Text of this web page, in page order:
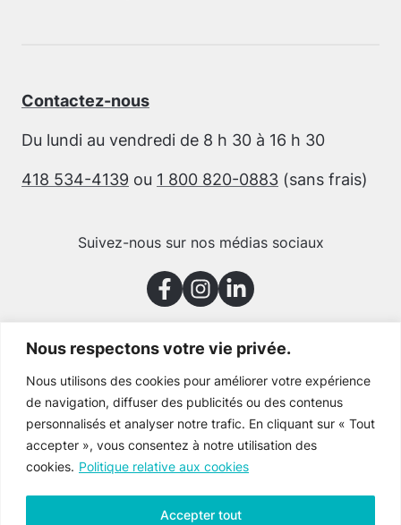
Nous respectons votre vie privée.
Nous utilisons des cookies pour améliorer votre expérience
de navigation, diffuser des publicités ou des contenus
personnalisés et analyser notre trafic. En cliquant sur « Tout
accepter », vous consentez à notre utilisation des
cookies. Politique relative aux cookies
Accepter tout
Contactez-nous
Du lundi au vendredi de 8 h 30 à 16 h 30
418 534-4139 ou 1 800 820-0883 (sans frais)
Suivez-nous sur nos médias sociaux
Merci à nos partenaires